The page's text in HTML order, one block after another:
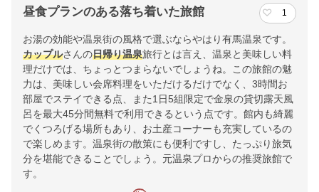
昼食プランのある落ち着いた旅館 1
お湯の効能や温泉街の風格で選ぶならやはり有馬温泉です。
カップルさんの日帰り温泉旅行とは言え、温泉と美味しい料
理だけでは、ちょっとつまらないでしょうね。この旅館の魅
力は、美味しい会席料理をいただけるだけでなく、3時間お
部屋でステイできる点、また1日5組限定で金泉の貸切露天風
呂を最大45分間無料で利用できるという点です。館内も綺麗
でくつろげる場所もあり、お土産コーナーも充実しているの
で楽しめます。温泉街の散策にも便利ですし、たっぷり旅気
分を堪能できることでしょう。元温泉プロからの推奨旅館で
す。